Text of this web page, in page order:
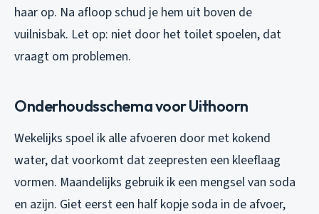
haar op. Na afloop schud je hem uit boven de
vuilnisbak. Let op: niet door het toilet spoelen, dat
vraagt om problemen.
Onderhoudsschema voor Uithoorn
Wekelijks spoel ik alle afvoeren door met kokend
water, dat voorkomt dat zeepresten een kleeflaag
vormen. Maandelijks gebruik ik een mengsel van soda
en azijn. Giet eerst een half kopje soda in de afvoer,